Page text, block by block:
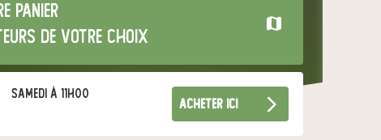
panier
de votre choix
samedi à 11h00
acheter ici